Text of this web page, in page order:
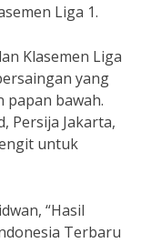
Liga 1.
Klasemen Liga
yang
papan bawah.
Persija Jakarta,
untuk
“Hasil
Terbaru